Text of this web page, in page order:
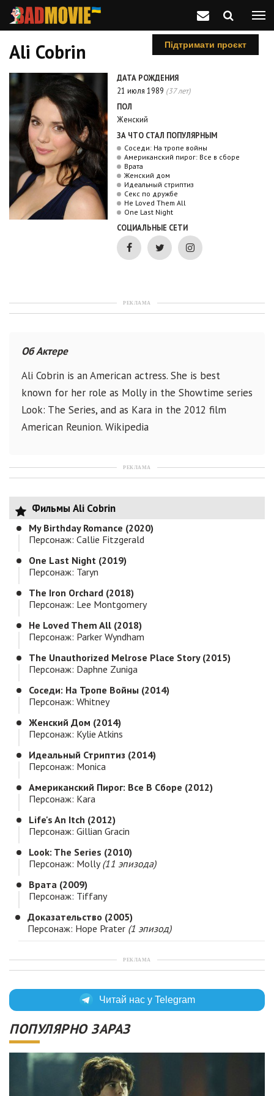
Підтримати проєкт
Ali Cobrin
ДАТА РОЖДЕНИЯ
21 июля 1989 (37 лет)
ПОЛ
Женский
ЗА ЧТО СТАЛ ПОПУЛЯРНЫМ
Соседи: На тропе войны
Американский пирог: Все в сборе
Врата
Женский дом
Идеальный стриптиз
Секс по дружбе
He Loved Them All
One Last Night
СОЦИАЛЬНЫЕ СЕТИ
РЕКЛАМА
Об Актере
Ali Cobrin is an American actress. She is best
known for her role as Molly in the Showtime series
Look: The Series, and as Kara in the 2012 film
American Reunion. Wikipedia
РЕКЛАМА
Фильмы Ali Cobrin
My Birthday Romance (2020)
Персонаж: Callie Fitzgerald
One Last Night (2019)
Персонаж: Taryn
The Iron Orchard (2018)
Персонаж: Lee Montgomery
He Loved Them All (2018)
Персонаж: Parker Wyndham
The Unauthorized Melrose Place Story (2015)
Персонаж: Daphne Zuniga
Соседи: На Тропе Войны (2014)
Персонаж: Whitney
Женский Дом (2014)
Персонаж: Kylie Atkins
Идеальный Стриптиз (2014)
Персонаж: Monica
Американский Пирог: Все В Сборе (2012)
Персонаж: Kara
Life's An Itch (2012)
Персонаж: Gillian Gracin
Look: The Series (2010)
Персонаж: Molly(11 эпизода)
Врата (2009)
Персонаж: Tiffany
Доказательство (2005)
Персонаж: Hope Prater (1 эпизод)
РЕКЛАМА
Читай нас у Telegram
ПОПУЛЯРНО ЗАРАЗ